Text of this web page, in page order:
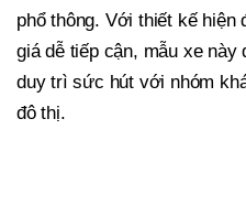
phổ thông. Với thiết kế hiện
giá dễ tiếp cận, mẫu xe
duy trì sức hút với nhóm
đô thị.